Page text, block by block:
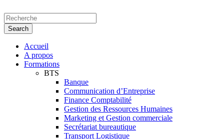
Accueil
A propos
Formations
BTS
Banque
Communication d’Entreprise
Finance Comptabilité
Gestion des Ressources Humaines
Marketing et Gestion commerciale
Secrétariat bureautique
Transport Logistique